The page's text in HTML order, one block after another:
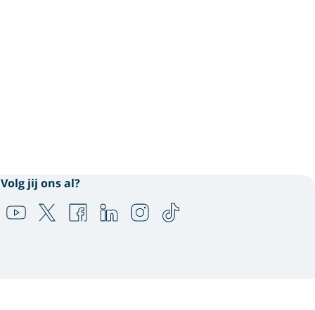
Volg jij ons al?